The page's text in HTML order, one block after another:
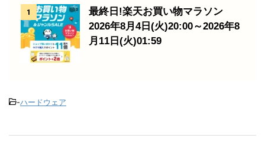
1
最終日!楽天お買い物マラソン
2026年8月4日(火)20:00～2026年8
月11日(火)01:59
-ハードウェア